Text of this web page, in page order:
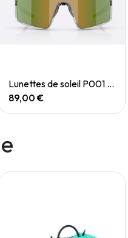
Quick View
Lunettes de soleil P001 Small
89,00 €